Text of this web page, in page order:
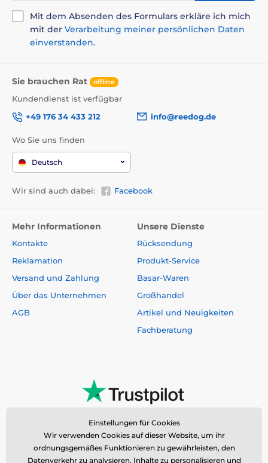
Mit dem Absenden des Formulars erkläre ich mich
mit der Verarbeitung meiner persönlichen Daten
einverstanden.
Sie brauchen Rat offline
Kundendienst ist verfügbar
+49 176 34 433 212
info@reedog.de
Wo Sie uns finden
Deutsch
Wir sind auch dabei: Facebook
Mehr Informationen
Kontakte
Reklamation
Versand und Zahlung
Über das Unternehmen
AGB
Unsere Dienste
Rücksendung
Produkt-Service
Basar-Waren
Großhandel
Artikel und Neuigkeiten
Fachberatung
Einstellungen für Cookies
Wir verwenden Cookies auf dieser Website, um ihr
ordnungsgemäßes Funktionieren zu gewährleisten, den
Datenverkehr zu analysieren, Inhalte zu personalisieren und